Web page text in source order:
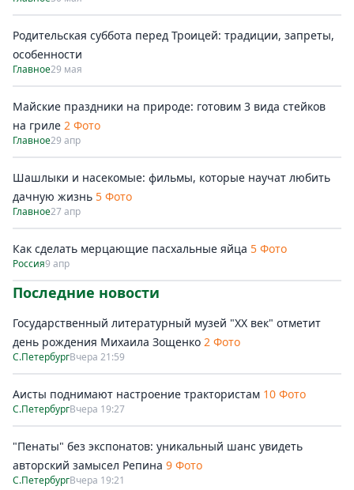
Родительская суббота перед Троицей: традиции, запреты,
особенности
Главное29 мая
Майские праздники на природе: готовим 3 вида стейков
на гриле 2 Фото
Главное29 апр
Шашлыки и насекомые: фильмы, которые научат любить
дачную жизнь 5 Фото
Главное27 апр
Как сделать мерцающие пасхальные яйца 5 Фото
Россия9 апр
Последние новости
Государственный литературный музей "ХХ век" отметит
день рождения Михаила Зощенко 2 Фото
С.ПетербургВчера 21:59
Аисты поднимают настроение трактористам 10 Фото
С.ПетербургВчера 19:27
"Пенаты" без экспонатов: уникальный шанс увидеть
авторский замысел Репина 9 Фото
С.ПетербургВчера 19:21